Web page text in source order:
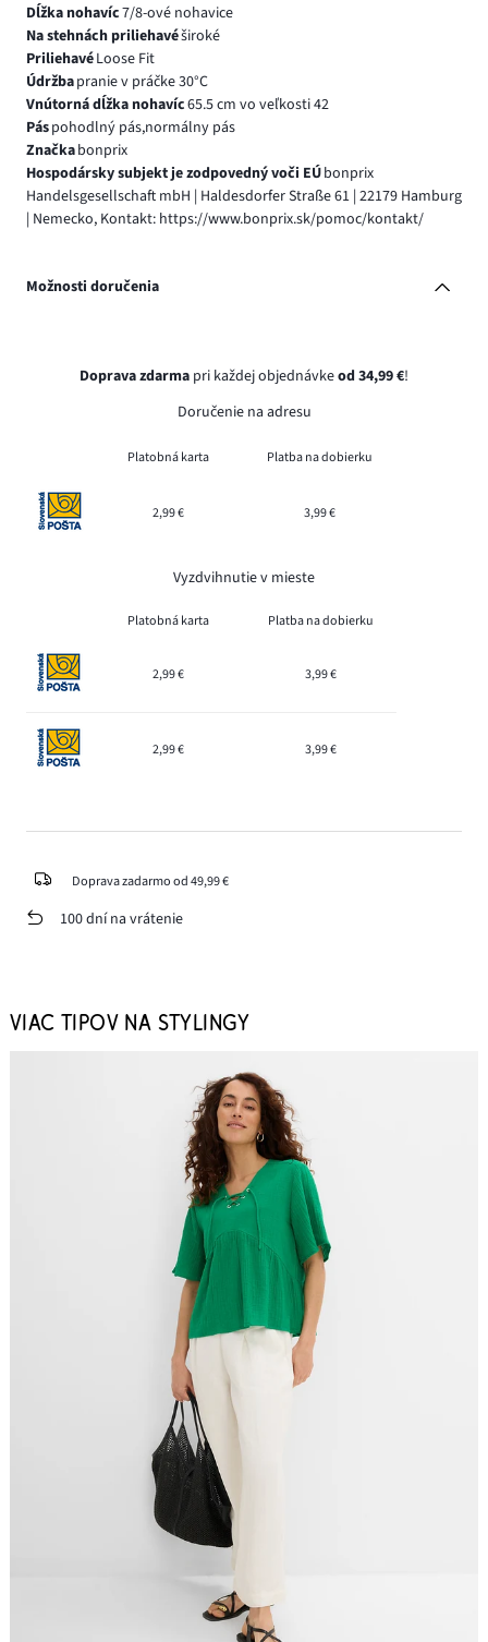
Dĺžka nohavíc7/8-ové nohavice
Na stehnách priliehavéširoké
PriliehavéLoose Fit
Údržbapranie v práčke 30°C
Vnútorná dĺžka nohavíc65.5 cm vo veľkosti 42
Páspohodlný pás,normálny pás
Značkabonprix
Hospodársky subjekt je zodpovedný voči EÚbonprix
Handelsgesellschaft mbH | Haldesdorfer Straße 61 | 22179 Hamburg
| Nemecko, Kontakt: https://www.bonprix.sk/pomoc/kontakt/
Možnosti doručenia
Doprava zdarma pri každej objednávkeod 34,99 €!
Doručenie na adresu
Platobná karta Platba na dobierku
2,99 € 3,99 €
Vyzdvihnutie v mieste
Platobná karta Platba na dobierku
2,99 € 3,99 €
2,99 € 3,99 €
Doprava zadarmo od 49,99 €
100 dní na vrátenie
VIAC TIPOV NA STYLINGY